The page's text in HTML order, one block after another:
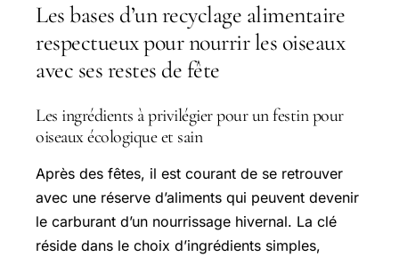
Les bases d’un recyclage alimentaire
respectueux pour nourrir les oiseaux
avec ses restes de fête
Les ingrédients à privilégier pour un festin pour
oiseaux écologique et sain
Après des fêtes, il est courant de se retrouver
avec une réserve d’aliments qui peuvent devenir
le carburant d’un nourrissage hivernal. La clé
réside dans le choix d’ingrédients simples,